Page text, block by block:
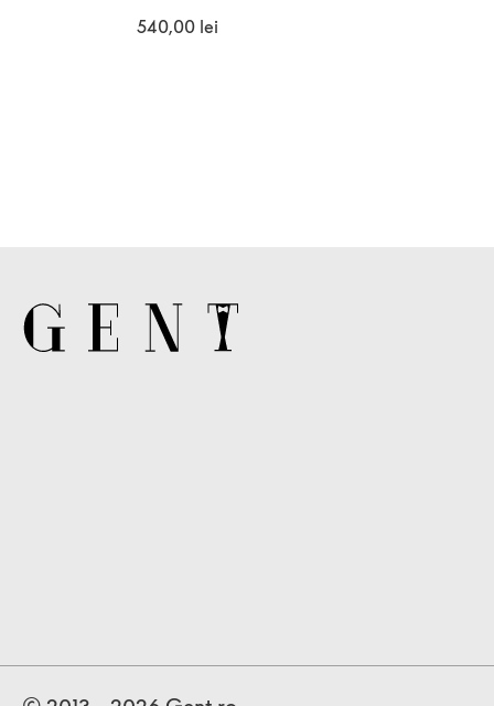
pe baza a
540,00 lei